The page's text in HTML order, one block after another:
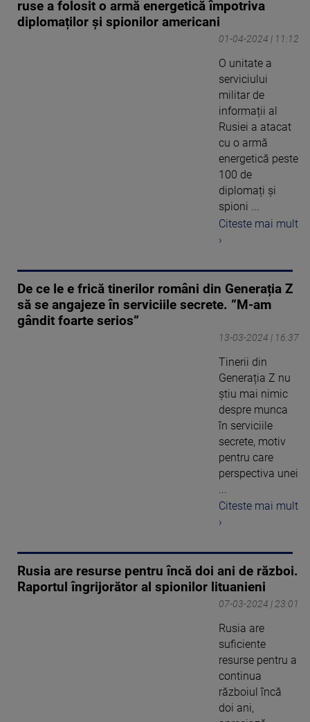
ruse a folosit o armă energetică împotriva
diplomaților și spionilor americani
01-04-2024 | 11:12
O unitate a
serviciului
militar de
informații al
Rusiei a atacat
cu o armă
energetică peste
100 de
diplomați și
spioni ...
Citeste mai mult
›
De ce le e frică tinerilor români din Generația Z
să se angajeze în serviciile secrete. ”M-am
gândit foarte serios”
13-03-2024 | 16:37
Tinerii din
Generația Z nu
știu mai nimic
despre munca
în serviciile
secrete, motiv
pentru care
perspectiva unei
Citeste mai mult
›
Rusia are resurse pentru încă doi ani de război.
Raportul îngrijorător al spionilor lituanieni
07-03-2024 | 23:01
Rusia are
suficiente
resurse pentru a
continua
războiul încă
doi ani,